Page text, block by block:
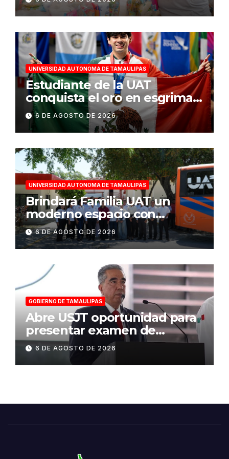
de veda
UNIVERSIDAD AUTONOMA DE TAMAULIPAS
Estudiante de la UAT
conquista el oro en esgrima
en Santo Domingo 2026
6 DE AGOSTO DE 2026
UNIVERSIDAD AUTONOMA DE TAMAULIPAS
Brindará Familia UAT un
moderno espacio con
sentido humano en la nueva
sede del COMASS
6 DE AGOSTO DE 2026
GOBIERNO DE TAMAULIPAS
Abre USJT oportunidad para
presentar examen de
admisión, este sábado
6 DE AGOSTO DE 2026